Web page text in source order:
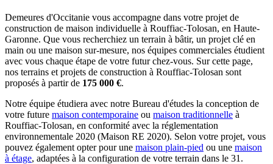
Demeures d'Occitanie vous accompagne dans votre projet de
construction de maison individuelle à Rouffiac-Tolosan, en Haute-
Garonne. Que vous recherchiez un terrain à bâtir, un projet clé en
main ou une maison sur-mesure, nos équipes commerciales étudient
avec vous chaque étape de votre futur chez-vous. Sur cette page,
nos terrains et projets de construction à Rouffiac-Tolosan sont
proposés à partir de 175 000 €.
Notre équipe étudiera avec notre Bureau d'études la conception de
votre future maison contemporaine ou maison traditionnelle à
Rouffiac-Tolosan, en conformité avec la réglementation
environnementale 2020 (Maison RE 2020). Selon votre projet, vous
pouvez également opter pour une maison plain-pied ou une maison
à étage, adaptées à la configuration de votre terrain dans le 31.